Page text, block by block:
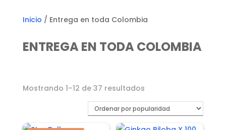
Inicio / Entrega en toda Colombia
ENTREGA EN TODA COLOMBIA
Mostrando 1–12 de 37 resultadosOrdenado
por
popularidad